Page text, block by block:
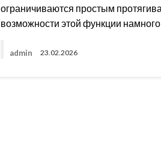
ограничиваются простым
возможности этой функции
admin 23.02.2026